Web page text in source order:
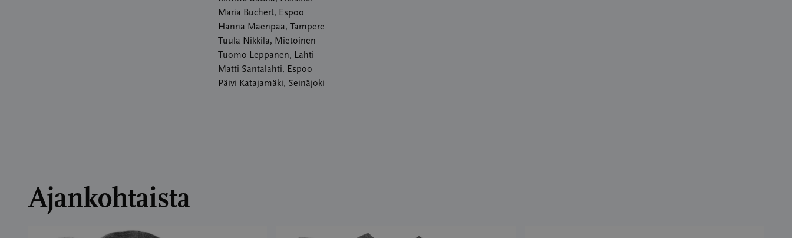
Maria Buchert, Espoo
Hanna Mäenpää, Tampere
Tuula Nikkilä, Mietoinen
Tuomo Leppänen, Lahti
Matti Santalahti, Espoo
Päivi Katajamäki, Seinäjoki
Ajankohtaista